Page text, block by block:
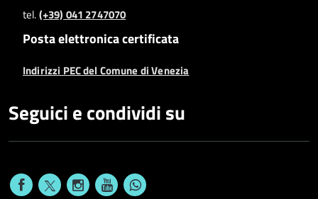
tel.(+39) 041 2747070
Posta elettronica certificata
Indirizzi PEC del Comune di Venezia
Seguici e condividi su